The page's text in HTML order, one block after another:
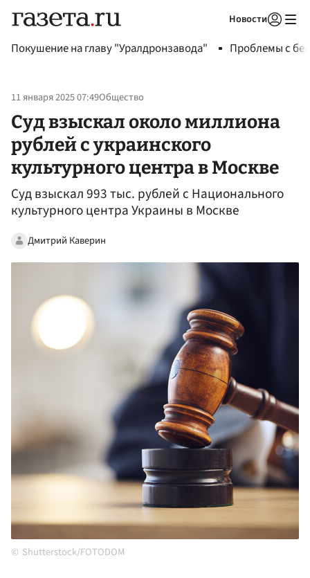
Новости
Покушение на главу "Уралдронзавода" Проблемы с
11 января 2025 07:49Общество
Суд взыскал около миллиона
рублей с украинского
культурного центра в Москве
Суд взыскал 993 тыс. рублей с Национального
культурного центра Украины в Москве
Дмитрий Каверин
Shutterstock/FOTODOM